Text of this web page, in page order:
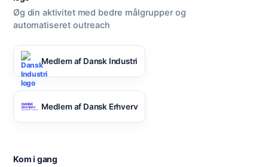
Øg din aktivitet med bedre målgrupper og
automatiseret outreach
Medlem af Dansk Industri
Medlem af Dansk Erhverv
Kom i gang